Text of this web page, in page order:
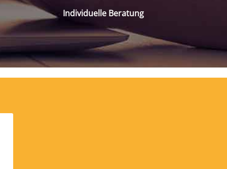
Individuelle Beratung